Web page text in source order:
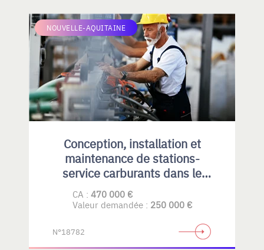
NOUVELLE-AQUITAINE
Conception, installation et
maintenance de stations-
service carburants dans le
Privatif et collectivités
CA : 470 000 €
Valeur demandée : 250 000 €
N°18782